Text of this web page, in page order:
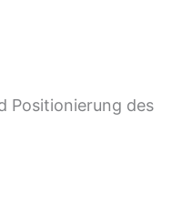
Positionierung des